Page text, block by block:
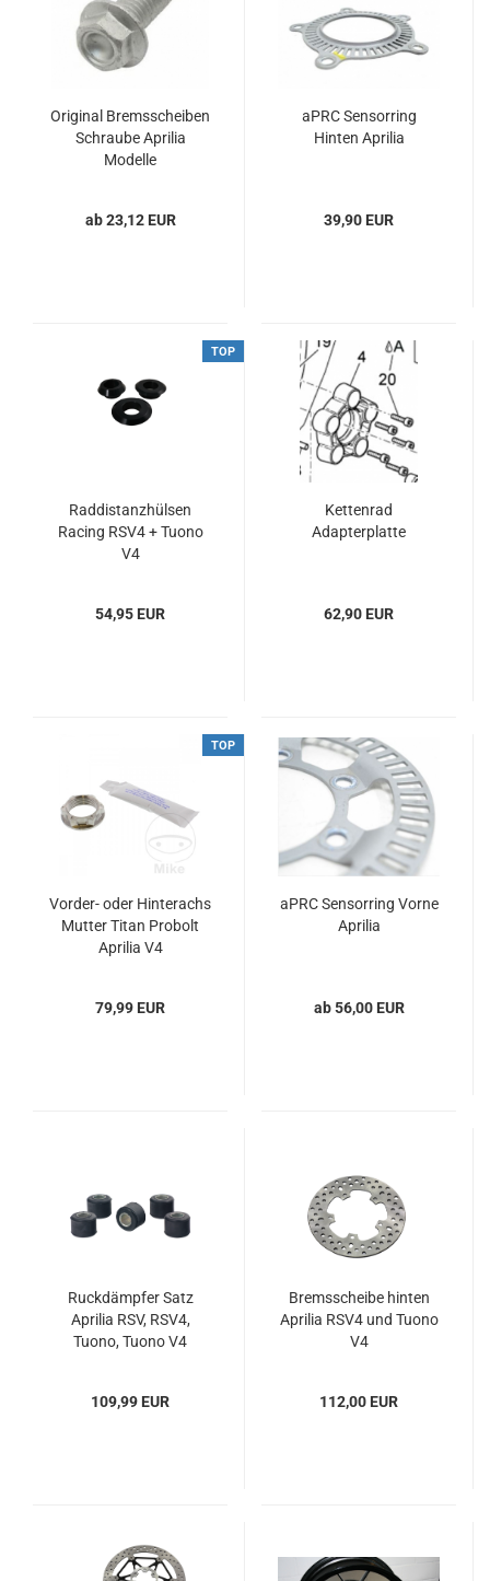
Original Bremsscheiben
Schraube Aprilia
Modelle
ab 23,12 EUR
aPRC Sensorring
Hinten Aprilia
39,90 EUR
TOP
Raddistanzhülsen
Racing RSV4 + Tuono
V4
54,95 EUR
Kettenrad
Adapterplatte
62,90 EUR
TOP
Vorder- oder Hinterachs
Mutter Titan Probolt
Aprilia V4
79,99 EUR
aPRC Sensorring Vorne
Aprilia
ab 56,00 EUR
Ruckdämpfer Satz
Aprilia RSV, RSV4,
Tuono, Tuono V4
109,99 EUR
Bremsscheibe hinten
Aprilia RSV4 und Tuono
V4
112,00 EUR